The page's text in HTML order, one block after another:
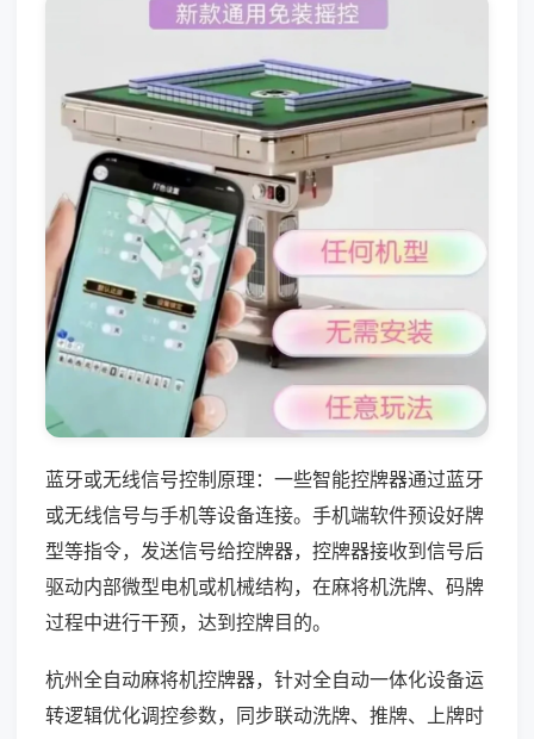
蓝牙或无线信号控制原理：一些智能控牌器通过蓝牙
或无线信号与手机等设备连接。手机端软件预设好牌
型等指令，发送信号给控牌器，控牌器接收到信号后
驱动内部微型电机或机械结构，在麻将机洗牌、码牌
过程中进行干预，达到控牌目的。
杭州全自动麻将机控牌器，针对全自动一体化设备运
转逻辑优化调控参数，同步联动洗牌、推牌、上牌时